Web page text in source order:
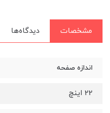
مشخصات دیدگاه‌ها
اندازه صفحه
22 اینچ